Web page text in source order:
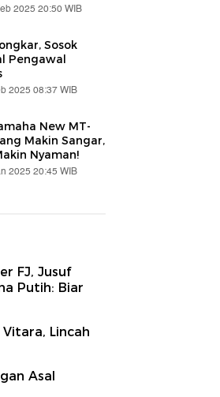
2025 20:50 WIB
Sosok
Pengawal
2025 08:37 WIB
New MT-
Makin Sangar,
Nyaman!
2025 20:45 WIB
FJ, Jusuf
Putih: Biar
Lincah
Asal